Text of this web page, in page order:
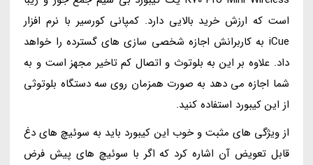
است که ارزش خرید بالایی دارد. کمپانی کورسیر با نرم افزار
iCue به کاربرانش اجازه شخصی سازی های گسترده را خواهد
داد. علاوه بر این به بلوتوث و اتصال کم تاخیر مجهز است و به
شما اجازه می دهد به صورت همزمان روی سه دستگاه بلوتوثی
از این کیبورد استفاده کنید.
از ویژگی های مثبت و خوب این کیبورد باید به سوئیچ های دغ
قابل تعویض آن اشاره کرد که اگر با سوئیچ های پیش فرض